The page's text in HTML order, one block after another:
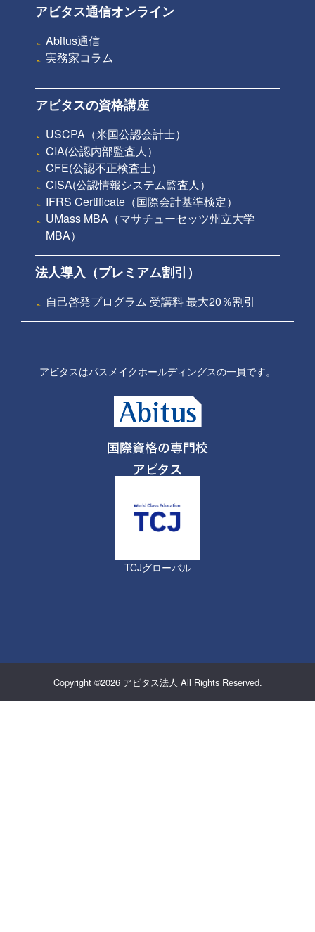
アビタス通信オンライン
Abitus通信
実務家コラム
アビタスの資格講座
USCPA（米国公認会計士）
CIA(公認内部監査人）
CFE(公認不正検査士）
CISA(公認情報システム監査人）
IFRS Certificate（国際会計基準検定）
UMass MBA（マサチューセッツ州立大学
MBA）
法人導入（プレミアム割引）
自己啓発プログラム 受講料 最大20％割引
アビタスはパスメイクホールディングスの一員です。
TCJグローバル
Copyright ©2026 アビタス法人 All Rights Reserved.